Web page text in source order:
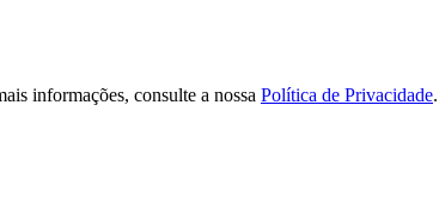
informações, consulte a nossa Política de Privacidade.